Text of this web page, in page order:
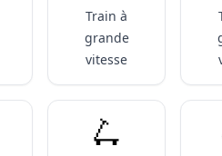
Train à
grande
vitesse
🛴